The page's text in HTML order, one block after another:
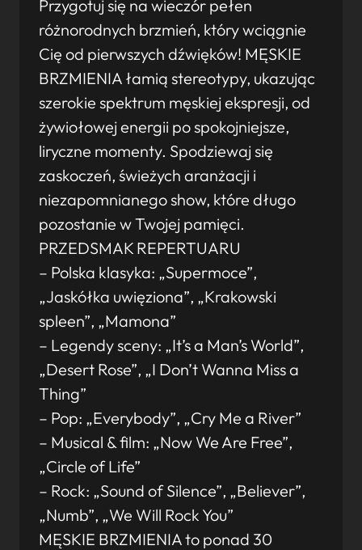
Przygotuj się na wieczór pełen
różnorodnych brzmień, który wciągnie
Cię od pierwszych dźwięków! MĘSKIE
BRZMIENIA łamią stereotypy, ukazując
szerokie spektrum męskiej ekspresji, od
żywiołowej energii po spokojniejsze,
liryczne momenty. Spodziewaj się
zaskoczeń, świeżych aranżacji i
niezapomnianego show, które długo
pozostanie w Twojej pamięci.
PRZEDSMAK REPERTUARU
– Polska klasyka: „Supermoce”,
„Jaskółka uwięziona”, „Krakowski
spleen”, „Mamona”
– Legendy sceny: „It’s a Man’s World”,
„Desert Rose”, „I Don’t Wanna Miss a
Thing”
– Pop: „Everybody”, „Cry Me a River”
– Musical & film: „Now We Are Free”,
„Circle of Life”
– Rock: „Sound of Silence”, „Believer”,
„Numb”, „We Will Rock You”
MĘSKIE BRZMIENIA to ponad 30